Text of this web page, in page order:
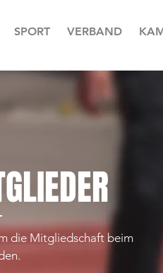
SPORT VERBAND
die Mitgliedschaft beim